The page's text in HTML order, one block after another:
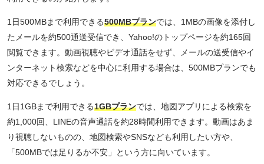
1日500MBまで利用できる500MBプランでは、1MBの画像を添付し
たメールを約500通送受信でき、Yahoo!のトップページを約165回
閲覧できます。動画視聴やビデオ通話をせず、メールの送受信やイ
ンターネット検索などを中心に利用する場合は、500MBプランでも
対応できるでしょう。
1日1GBまで利用できる1GBプランでは、地図アプリによる検索を
約1,000回、LINEの音声通話を約28時間利用できます。動画はあま
り視聴しないものの、地図検索やSNSなども利用したい方や、
「500MBでは足りるか不安」という方に向いています。